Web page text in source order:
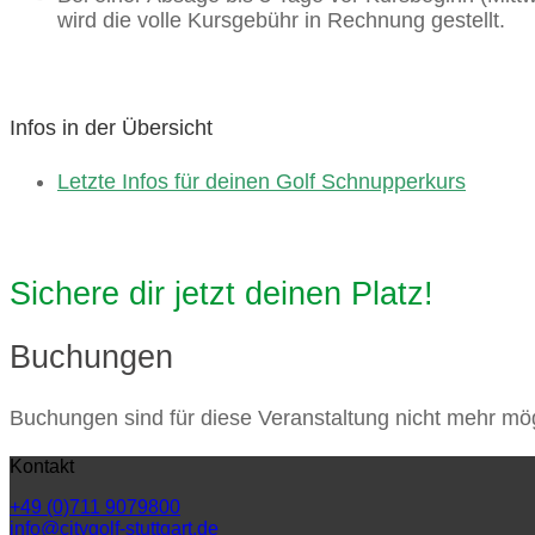
wird die volle Kursgebühr in Rechnung gestellt.
Infos in der Übersicht
Letzte Infos für deinen Golf Schnupperkurs
Sichere dir jetzt deinen Platz!
Buchungen
Buchungen sind für diese Veranstaltung nicht mehr
Kontakt
+49 (0)711 9079800
info@citygolf-stuttgart.de